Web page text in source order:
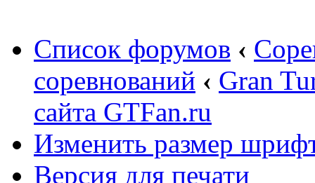
Список форумов ‹
соревнований ‹ Gran
сайта GTFan.ru
Изменить размер
Версия для печати